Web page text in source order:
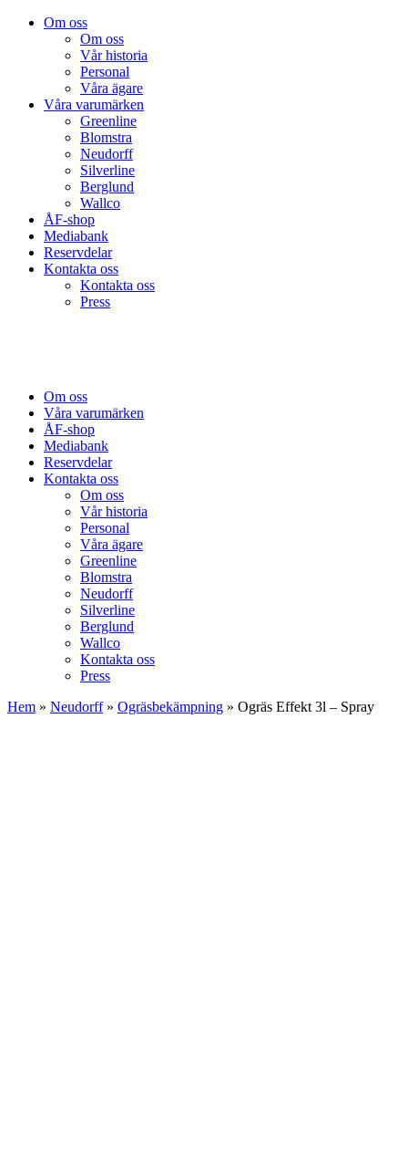
Om oss
Om oss
Vår historia
Personal
Våra ägare
Våra varumärken
Greenline
Blomstra
Neudorff
Silverline
Berglund
Wallco
ÅF-shop
Mediabank
Reservdelar
Kontakta oss
Kontakta oss
Press
Om oss
Våra varumärken
ÅF-shop
Mediabank
Reservdelar
Kontakta oss
Om oss
Vår historia
Personal
Våra ägare
Greenline
Blomstra
Neudorff
Silverline
Berglund
Wallco
Kontakta oss
Press
Hem » Neudorff» Ogräsbekämpning » Ogräs Effekt 3l – Spray